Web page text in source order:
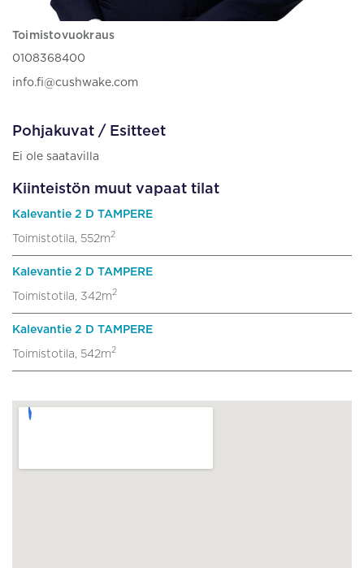
Toimistovuokraus
0108368400
info.fi@cushwake.com
Pohjakuvat / Esitteet
Ei ole saatavilla
Kiinteistön muut vapaat tilat
Kalevantie 2 D TAMPERE
Toimistotila, 552m2
Kalevantie 2 D TAMPERE
Toimistotila, 342m2
Kalevantie 2 D TAMPERE
Toimistotila, 542m2